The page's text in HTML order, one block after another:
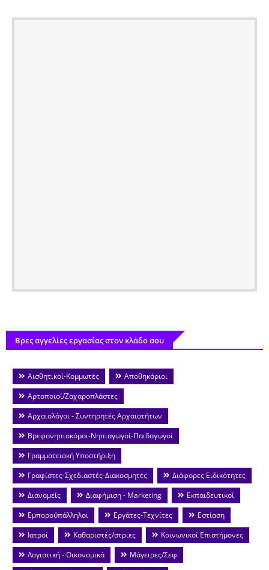
Βρες αγγελίες εργασίας στον κλάδο σου
Αισθητικοί-Κομμωτές
Αποθηκάριοι
Αρτοποιοί/Ζαχαροπλάστες
Αρχαιολόγοι - Συντηρητές Αρχαιοτήτων
Βρεφονηπιοκόμοι-Νηπιαγωγοί-Παιδαγωγοί
Γραμματειακή Υποστήριξη
Γραφίστες-Σχεδιαστές-Διακοσμητές
Διάφορες Ειδικότητες
Διανομείς
Διαφήμιση - Marketing
Εκπαιδευτικοί
Εμποροΰπάλληλοι
Εργάτες-Τεχνίτες
Εστίαση
Ιατροί
Καθαριστές/στριες
Κοινωνικοί Επιστήμονες
Λογιστική - Οικονομικά
Μάγειρες/Σεφ